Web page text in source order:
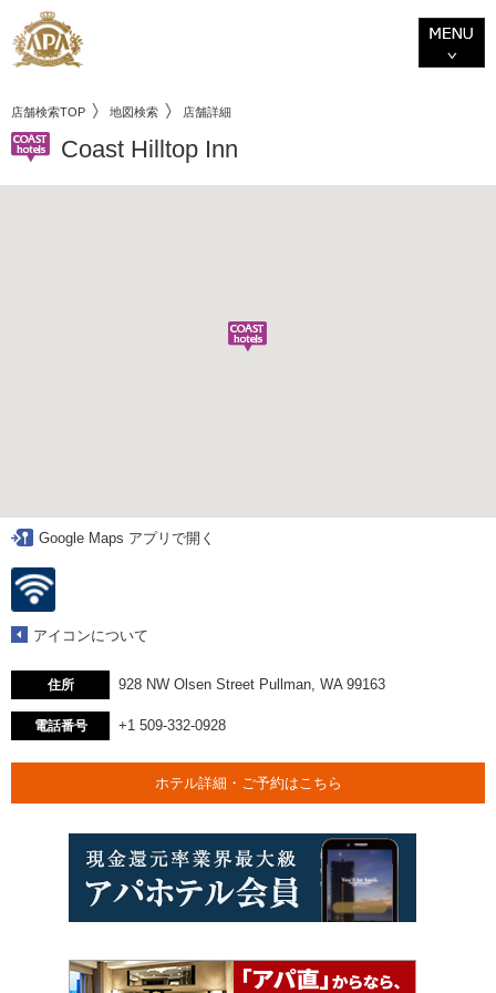
店舗検索TOP 地図検索 店舗詳細
Coast Hilltop Inn
Google Maps アプリで開く
アイコンについて
住所 928 NW Olsen Street Pullman, WA 99163
電話番号 +1 509-332-0928
ホテル詳細・ご予約はこちら